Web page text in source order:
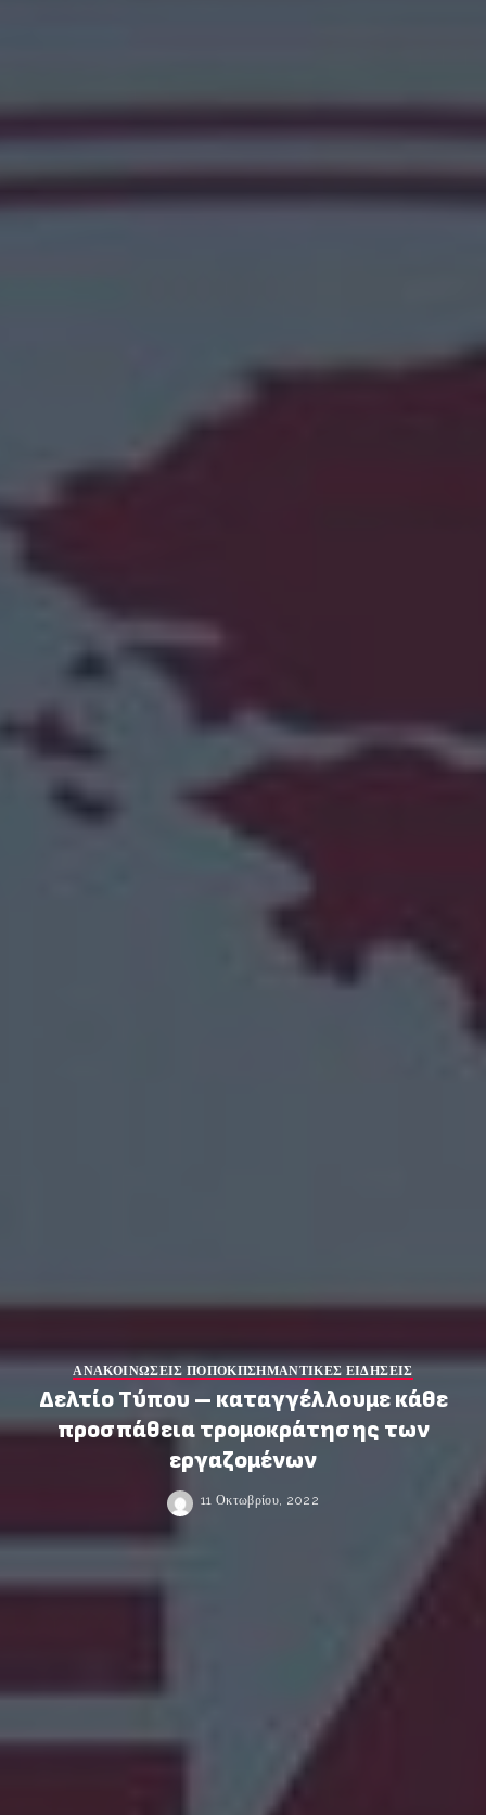
ΑΝΑΚΟΙΝΩΣΕΙΣ ΠΟΠΟΚΠΣΗΜΑΝΤΙΚΕΣ ΕΙΔΗΣΕΙΣ
Δελτίο Τύπου – καταγγέλλουμε κάθε
προσπάθεια τρομοκράτησης των
εργαζομένων
11 Οκτωβρίου, 2022